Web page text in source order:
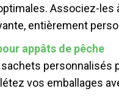
Associez-
entièrement
appâts de pêche
vos emballages